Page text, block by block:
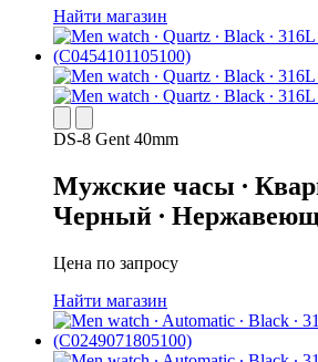
Найти магазин
DS-8 Gent 40mm
Мужские часы ∙
Черный ∙
Цена по запросу
Найти магазин